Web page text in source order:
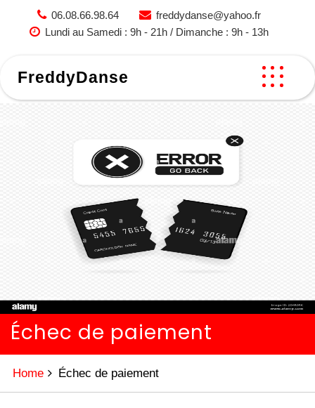
06.08.66.98.64
freddydanse@yahoo.fr
Lundi au Samedi : 9h - 21h / Dimanche : 9h - 13h
FreddyDanse
Échec de paiement
Home Échec de paiement